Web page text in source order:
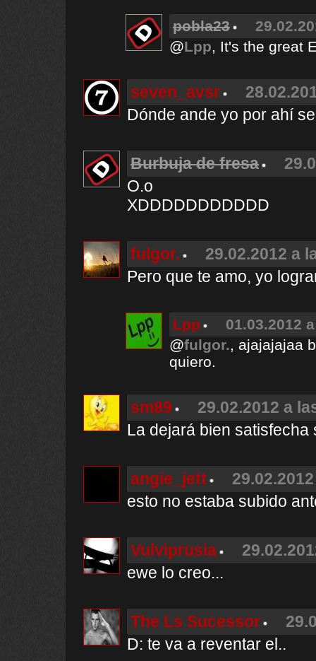
pobla23
@Lpp, It's the great
seven_avsr
Dónde ande yo por ahí
Burbuja de fresa
O.o
XDDDDDDDDDDD
fulgor.
29.02.2012 a
Pero que te amo, yo
Lpp
01.03.2012
@fulgor., ajajajajaa
quiero.
sm89
29.02.2012 a
La dejará bien satisfecha
angie_jett
esto no estaba subido
Vulviprusia
ewe lo creo...
The Ls Sucessor
D: te va a reventar el..